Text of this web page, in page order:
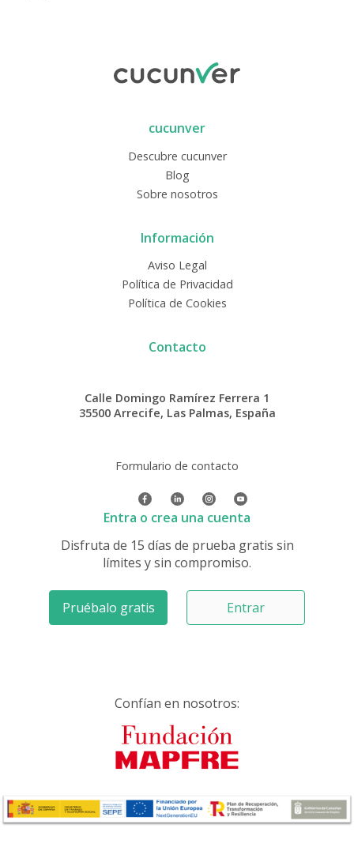
cucunver
Descubre cucunver
Blog
Sobre nosotros
Información
Aviso Legal
Política de Privacidad
Política de Cookies
Contacto
Calle Domingo Ramírez Ferrera 1
35500 Arrecife, Las Palmas, España
Formulario de contacto
Entra o crea una cuenta
Disfruta de 15 días de prueba gratis sin
límites y sin compromiso.
Pruébalo gratis Entrar
Confían en nosotros: